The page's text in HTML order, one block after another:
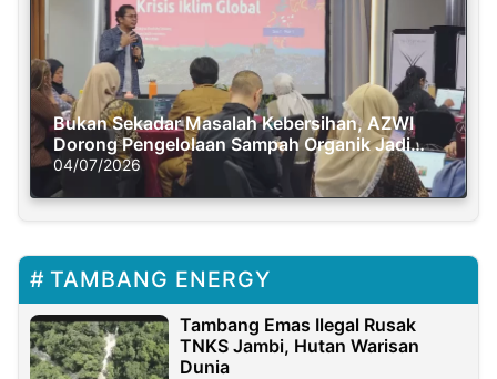
Bukan Sekadar Masalah Kebersihan, AZWI
Dorong Pengelolaan Sampah Organik Jadi
Solusi Krisis Iklim
04/07/2026
TAMBANG ENERGY
Tambang Emas Ilegal Rusak
TNKS Jambi, Hutan Warisan
Dunia